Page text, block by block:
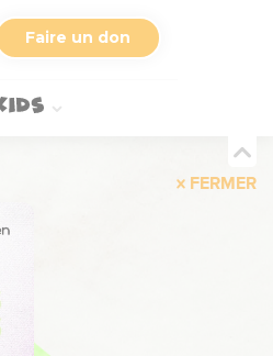
Faire un don
FERMER